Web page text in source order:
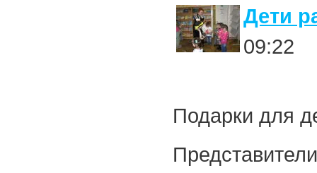
Дети
09:22
Подарки для